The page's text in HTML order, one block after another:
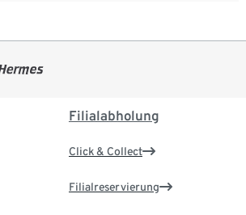
Filialabholung
Click & Collect
Filialreservierung